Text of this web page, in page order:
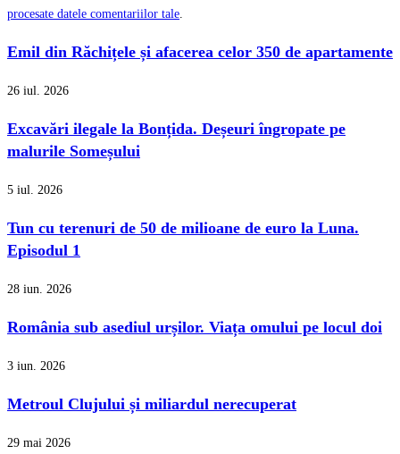
procesate datele comentariilor tale.
Emil din Răchițele și afacerea celor 350 de apartamente
26 iul. 2026
Excavări ilegale la Bonțida. Deșeuri îngropate pe
malurile Someșului
5 iul. 2026
Tun cu terenuri de 50 de milioane de euro la Luna.
Episodul 1
28 iun. 2026
România sub asediul urșilor. Viața omului pe locul doi
3 iun. 2026
Metroul Clujului și miliardul nerecuperat
29 mai 2026